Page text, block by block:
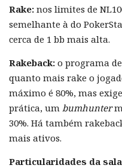
Rake: nos limites de
semelhante à do
cerca de 1 bb mais alta.
Rakeback: o programa
quanto mais rake o
máximo é 80%, mas
prática, um bumhunter
30%. Há também
mais ativos.
Particularidades da